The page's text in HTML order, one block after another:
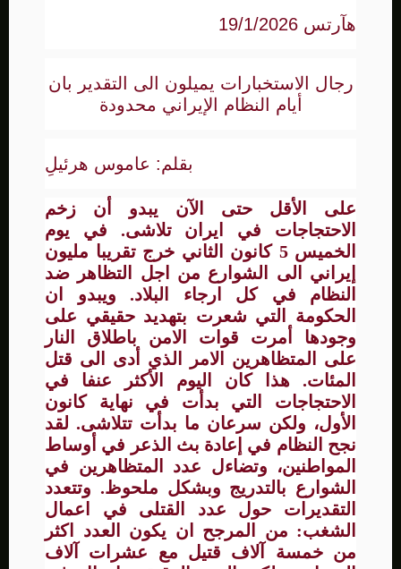
هآرتس 19/1/2026
رجال الاستخبارات يميلون الى التقدير بان
أيام النظام الإيراني محدودة
بقلم: عاموس هرئيلِ
على الأقل حتى الآن يبدو أن زخم
الاحتجاجات في ايران تلاشى. في يوم
الخميس 5 كانون الثاني خرج تقريبا مليون
إيراني الى الشوارع من اجل التظاهر ضد
النظام في كل ارجاء البلاد. ويبدو ان
الحكومة التي شعرت بتهديد حقيقي على
وجودها أمرت قوات الامن باطلاق النار
على المتظاهرين الامر الذي أدى الى قتل
المئات. هذا كان اليوم الأكثر عنفا في
الاحتجاجات التي بدأت في نهاية كانون
الأول، ولكن سرعان ما بدأت تتلاشى. لقد
نجح النظام في إعادة بث الذعر في أوساط
المواطنين، وتضاءل عدد المتظاهرين في
الشوارع بالتدريج وبشكل ملحوظ. وتتعدد
التقديرات حول عدد القتلى في اعمال
الشغب: من المرجح ان يكون العدد اكثر
من خمسة آلاف قتيل مع عشرات آلاف